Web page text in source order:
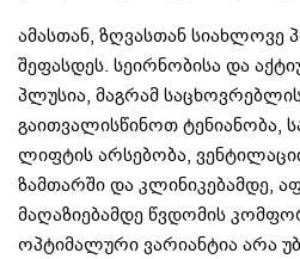
ამასთან, ზღვასთან სიახლოვე
შეფასდეს. სეირნობისა და
პლუსია, მაგრამ
გაითვალისწინოთ ტენიანობა,
ლიფტის არსებობა,
ზამთარში და კლინიკებამდე,
მაღაზიებამდე წვდომის
ოპტიმალური ვარიანტია არა